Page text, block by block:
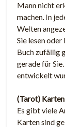
Mann nicht
machen. In
Welten
Sie lesen oder
Buch zufällig
gerade für
entwickelt
(Tarot) Karten
Es gibt viele
Karten sind